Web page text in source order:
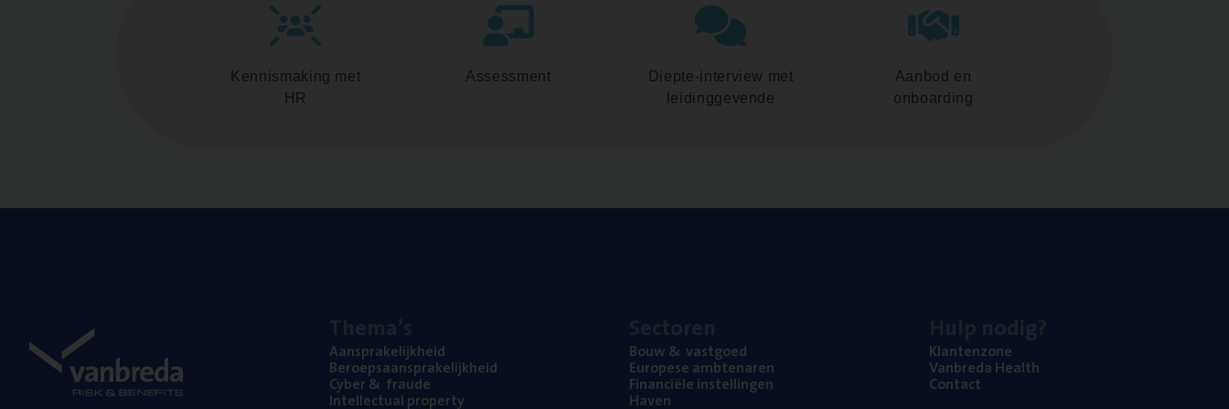
Kennismaking met
HR
Assessment
Diepte-interview met
leidinggevende
Aanbod en
onboarding
Aan­spra­ke­lijk­heid
Beroeps­aan­spra­ke­lijk­heid
Cyber& fraude
Intel­lec­tu­al property
Bouw& vastgoed
Euro­pe­se ambtenaren
Finan­ci­ë­le instellingen
Haven
Klan­ten­zo­ne
Van­b­re­da Health
Con­tact